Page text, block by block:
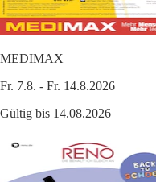
MEDIMAX
Fr. 7.8. - Fr. 14.8.2026
Gültig bis 14.08.2026